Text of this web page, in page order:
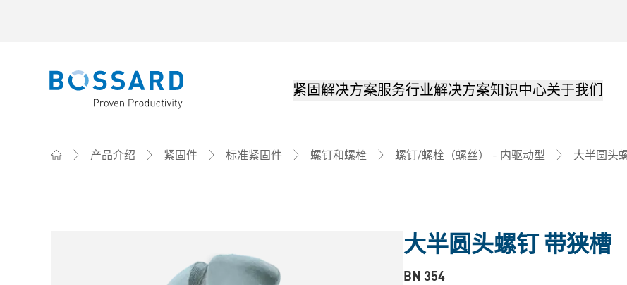
Bossard homepage 紧固解决方案服务行业解决方案知识中心关于我们
产品介绍 紧固件 标准紧固件 螺钉和螺栓 螺钉/螺栓（螺丝） - 内驱动型 大半圆头
大半圆头螺钉 带狭槽
BN 354